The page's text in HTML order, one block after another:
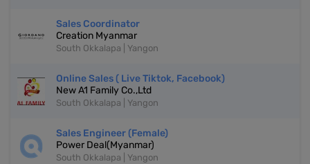
Sales Coordinator
Creation Myanmar
South Okkalapa | Yangon
Online Sales ( Live Tiktok, Facebook)
New A1 Family Co.,Ltd
South Okkalapa | Yangon
Sales Engineer (Female)
Power Deal(Myanmar)
South Okkalapa | Yangon